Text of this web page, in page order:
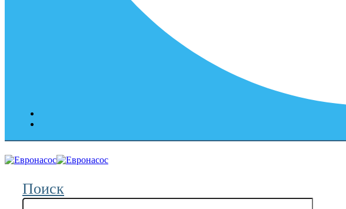
Поиск